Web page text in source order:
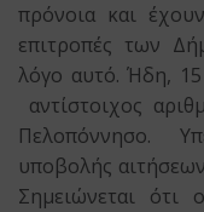
πρόνοια και
επιτροπές των
λόγο αυτό. Ήδη,
αντίστοιχος
Πελοπόννησο.
υποβολής
Σημειώνεται